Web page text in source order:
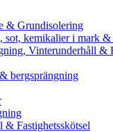
& Grundisolering
sot, kemikalier i mark &
Vinterunderhåll &
bergsprängning
& Fastighetsskötsel